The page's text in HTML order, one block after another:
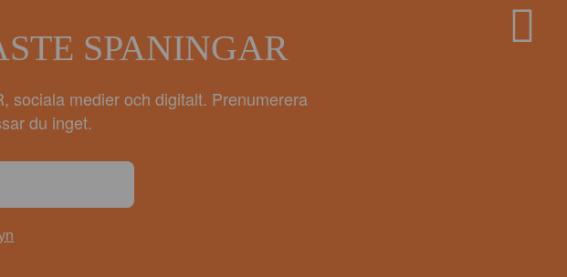
SPANINGAR
sociala medier och digitalt. Prenumerera
du inget.